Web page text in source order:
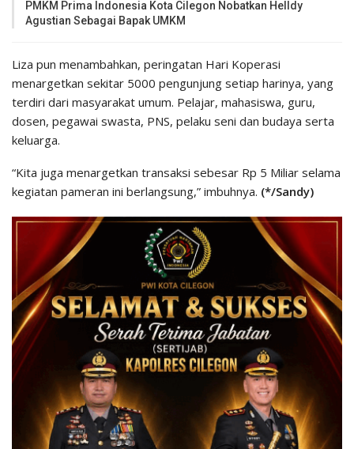
PMKM Prima Indonesia Kota Cilegon Nobatkan Helldy
Agustian Sebagai Bapak UMKM
Liza pun menambahkan, peringatan Hari Koperasi
menargetkan sekitar 5000 pengunjung setiap harinya, yang
terdiri dari masyarakat umum. Pelajar, mahasiswa, guru,
dosen, pegawai swasta, PNS, pelaku seni dan budaya serta
keluarga.
“Kita juga menargetkan transaksi sebesar Rp 5 Miliar selama
kegiatan pameran ini berlangsung,” imbuhnya. (*/Sandy)